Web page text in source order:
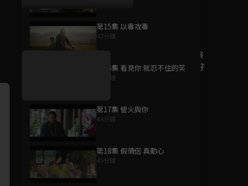
第15集 以毒攻毒
43分鐘
第16集 看見你 就忍不住的笑
46分鐘
第17集 營火與你
44分鐘
第18集 假情侶 真動心
45分鐘
好康資訊
7/21-8/20，盛夏追劇祭
升級VIP最優惠！獨家好